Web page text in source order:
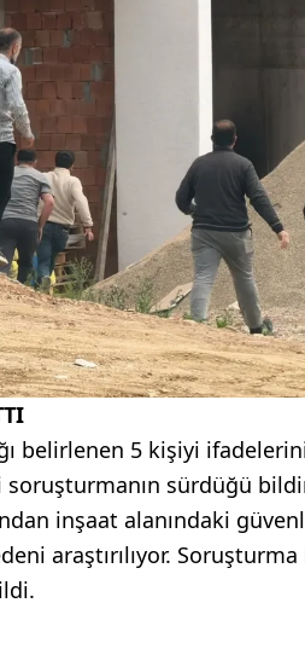
belirlenen 5 kişiyi
sürdüğü
inşaat alanındaki
araştırılıyor.